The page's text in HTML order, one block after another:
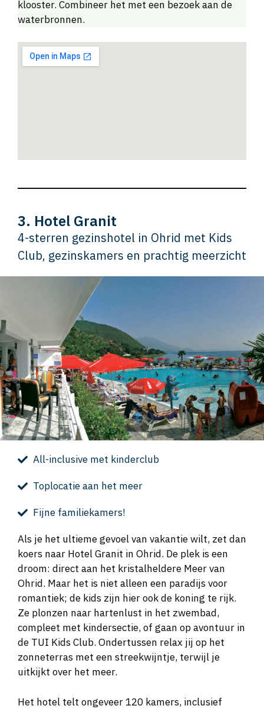
klooster. Combineer het met een bezoek aan de
waterbronnen.
3. Hotel Granit
4-sterren gezinshotel in Ohrid met Kids
Club, gezinskamers en prachtig meerzicht
All-inclusive met kinderclub
Toplocatie aan het meer
Fijne familiekamers!
Als je het ultieme gevoel van vakantie wilt, zet dan
koers naar Hotel Granit in Ohrid. De plek is een
droom: direct aan het kristalheldere Meer van
Ohrid. Maar het is niet alleen een paradijs voor
romantiek; de kids zijn hier ook de koning te rijk.
Ze plonzen naar hartenlust in het zwembad,
compleet met kindersectie, of gaan op avontuur in
de TUI Kids Club. Ondertussen relax jij op het
zonneterras met een streekwijntje, terwijl je
uitkijkt over het meer.
Het hotel telt ongeveer 120 kamers, inclusief